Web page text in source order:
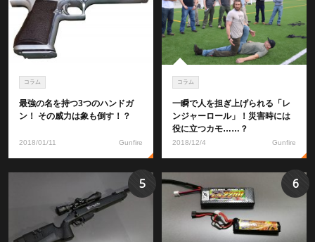
コラム
最強の名を持つ3つのハンドガ
ン！ その威力は象も倒す！？
2018/01/11 Gunfire
コラム
一瞬で人を担ぎ上げられる「レ
ンジャーロール」！災害時には
役に立つカモ……？
2018/12/4 Gunfire
5 6